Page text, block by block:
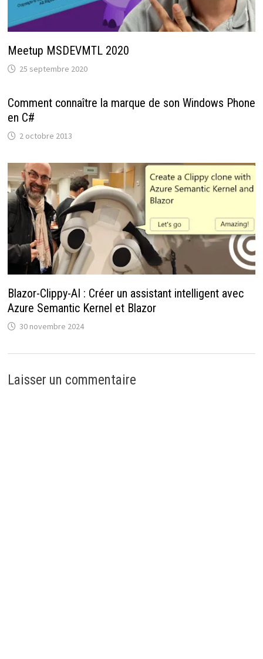
Meetup MSDEVMTL 2020
25 septembre 2020
Comment connaître la marque de son Windows Phone
en C#
2 octobre 2013
Blazor-Clippy-AI : Créer un assistant intelligent avec
Azure Semantic Kernel et Blazor
30 novembre 2024
Laisser un commentaire